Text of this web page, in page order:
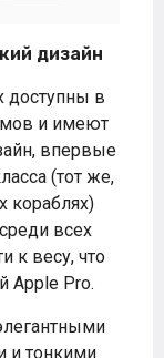
дизайн
доступны в
и имеют
впервые
(тот же,
кораблях)
всех
к весу, что
Apple Pro.
и тонкими